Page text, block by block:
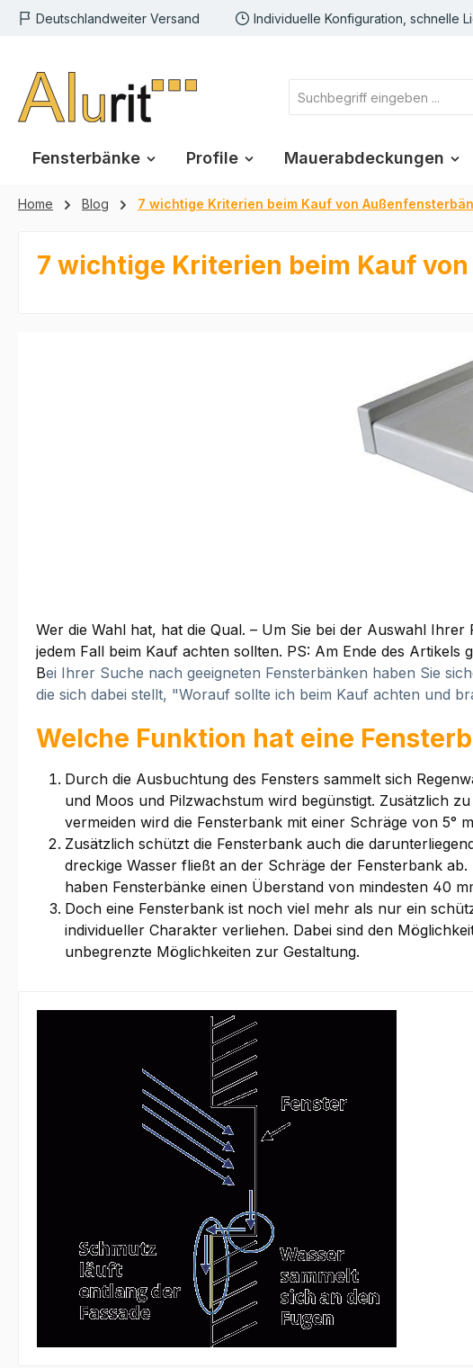
Hauptinhalt springen
Zur Suche springen
Zur Hauptnavigation springen
Deutschlandweiter Versand Individuelle Konfiguration, schnelle
Fensterbänke Profile Mauerabdeckungen
Home Blog 7 wichtige Kriterien beim Kauf von
7 wichtige Kriterien beim Kauf
Wer die Wahl hat, hat die Qual. – Um Sie bei der Auswahl
jedem Fall beim Kauf achten sollten. PS: Am Ende des
Bei Ihrer Suche nach geeigneten Fensterbänken haben Sie
die sich dabei stellt, "Worauf sollte ich beim Kauf achten und
Welche Funktion hat eine
Durch die Ausbuchtung des Fensters sammelt sich
und Moos und Pilzwachstum wird begünstigt. Zusätzlich
vermeiden wird die Fensterbank mit einer Schräge von 5°
Zusätzlich schützt die Fensterbank auch die
dreckige Wasser fließt an der Schräge der Fensterbank
haben Fensterbänke einen Überstand von mindesten 40
Doch eine Fensterbank ist noch viel mehr als nur ein
individueller Charakter verliehen. Dabei sind den
unbegrenzte Möglichkeiten zur Gestaltung.